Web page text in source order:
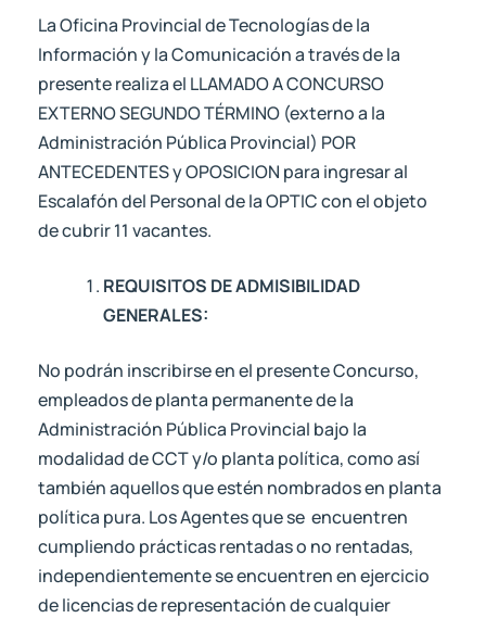
La Oficina Provincial de Tecnologías de la
Información y la Comunicación a través de la
presente realiza el LLAMADO A CONCURSO
EXTERNO SEGUNDO TÉRMINO (externo a la
Administración Pública Provincial) POR
ANTECEDENTES y OPOSICION para ingresar al
Escalafón del Personal de la OPTIC con el objeto
de cubrir 11 vacantes.
REQUISITOS DE ADMISIBILIDAD
GENERALES:
No podrán inscribirse en el presente Concurso,
empleados de planta permanente de la
Administración Pública Provincial bajo la
modalidad de CCT y/o planta política, como así
también aquellos que estén nombrados en planta
política pura. Los Agentes que se encuentren
cumpliendo prácticas rentadas o no rentadas,
independientemente se encuentren en ejercicio
de licencias de representación de cualquier